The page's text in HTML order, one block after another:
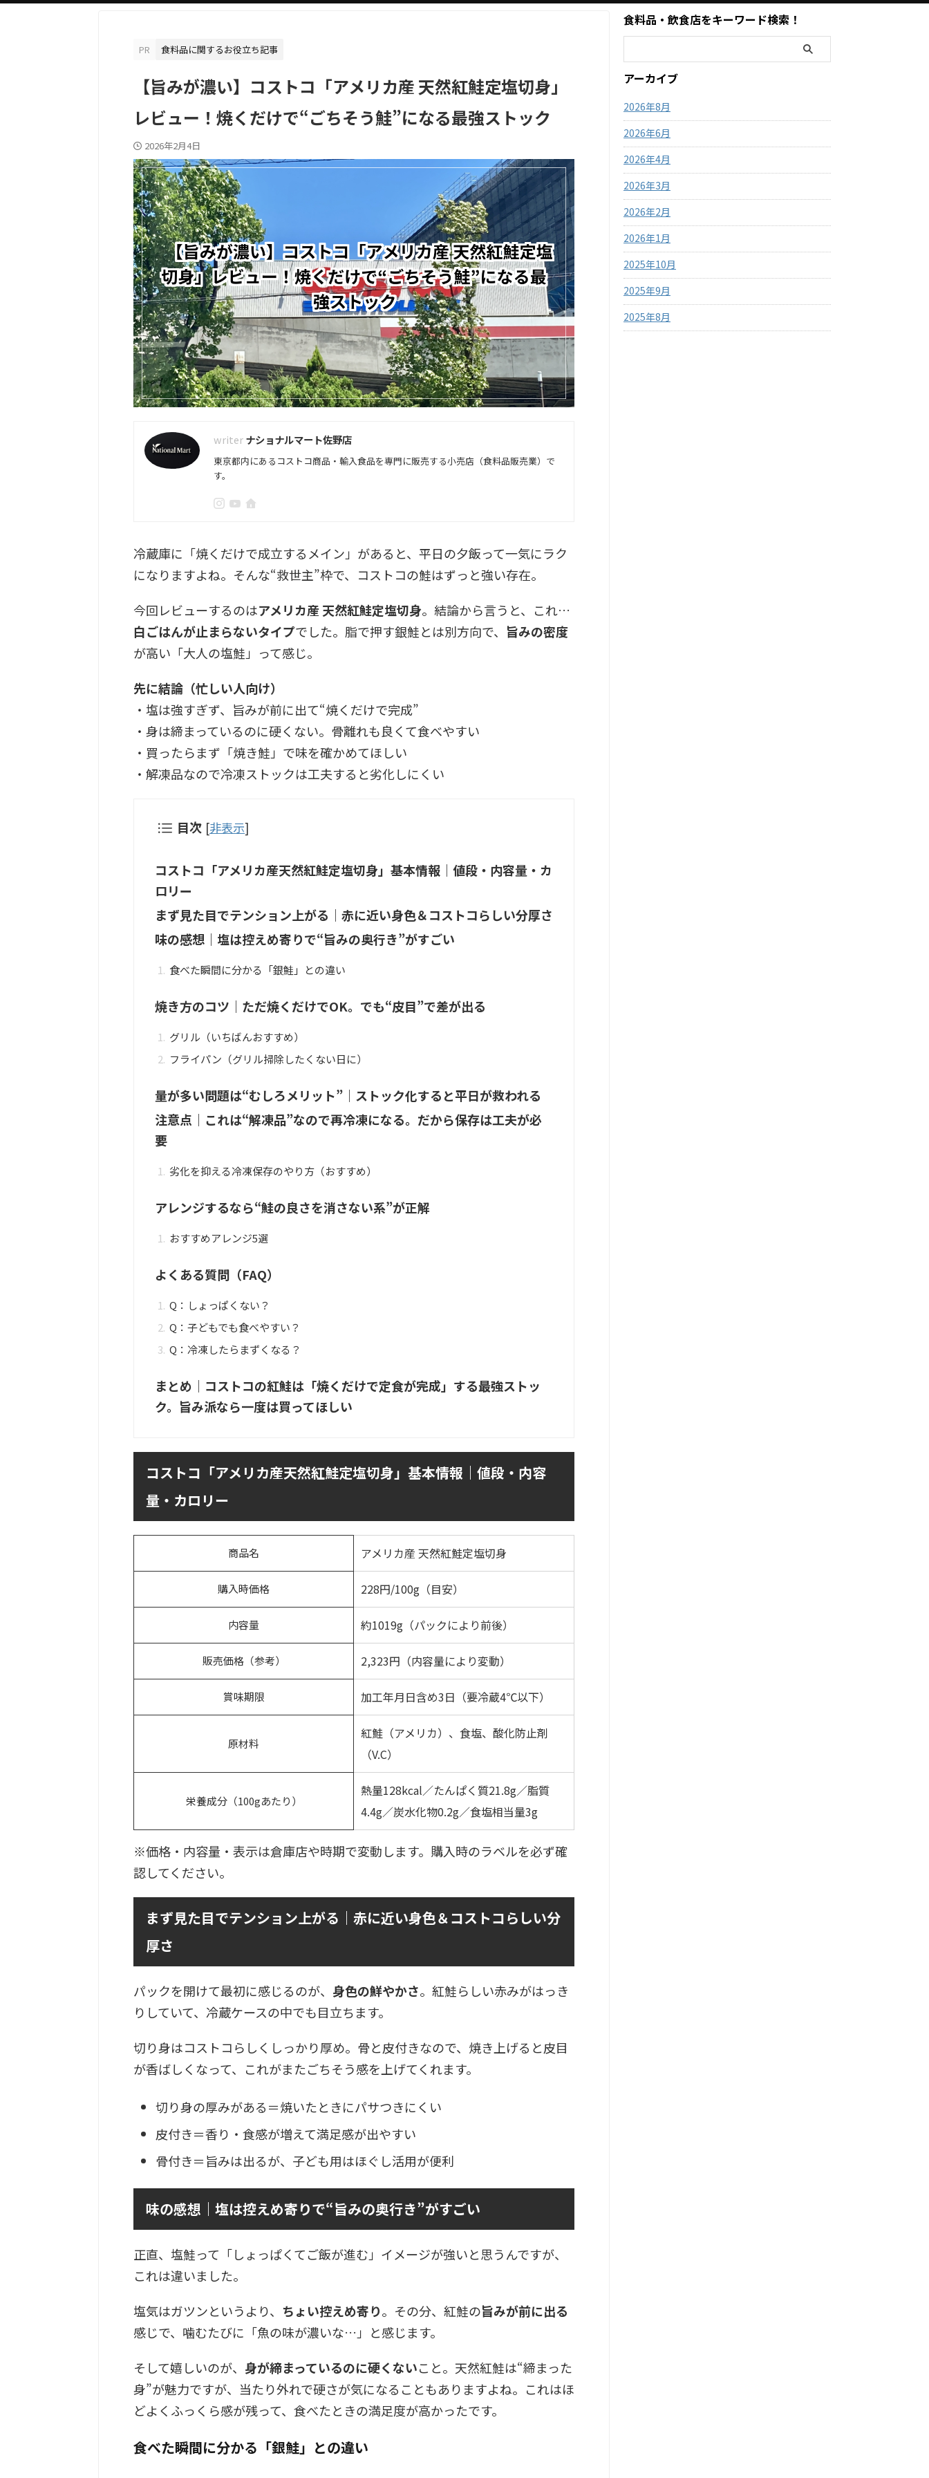
PR 食料品に関するお役立ち記事
【旨みが濃い】コストコ「アメリカ産 天然紅鮭定塩切身」
レビュー！焼くだけで“ごちそう鮭”になる最強ストック
2026年2月4日
ナショナルマート佐野店
東京都内にあるコストコ商品・輸入食品を専門に販売する小売店（食料品販売業）で
す。
冷蔵庫に「焼くだけで成立するメイン」があると、平日の夕飯って一気にラク
になりますよね。そんな“救世主”枠で、コストコの鮭はずっと強い存在。
今回レビューするのはアメリカ産 天然紅鮭定塩切身。結論から言うと、これ…
白ごはんが止まらないタイプでした。脂で押す銀鮭とは別方向で、 旨みの密度
が高い「大人の塩鮭」って感じ。
先に結論（忙しい人向け）
・塩は強すぎず、旨みが前に出て“焼くだけで完成”
・身は締まっているのに硬くない。骨離れも良くて食べやすい
・買ったらまず「焼き鮭」で味を確かめてほしい
・解凍品なので冷凍ストックは工夫すると劣化しにくい
目次 [非表示]
コストコ「アメリカ産天然紅鮭定塩切身」基本情報｜値段・内容量・カ
ロリー
まず見た目でテンション上がる｜赤に近い身色＆コストコらしい分厚さ
味の感想｜塩は控えめ寄りで“旨みの奥行き”がすごい
食べた瞬間に分かる「銀鮭」との違い
焼き方のコツ｜ただ焼くだけでOK。でも“皮目”で差が出る
グリル（いちばんおすすめ）
フライパン（グリル掃除したくない日に）
量が多い問題は“むしろメリット”｜ストック化すると平日が救われる
注意点｜これは“解凍品”なので再冷凍になる。だから保存は工夫が必
要
劣化を抑える冷凍保存のやり方（おすすめ）
アレンジするなら“鮭の良さを消さない系”が正解
おすすめアレンジ5選
よくある質問（FAQ）
Q：しょっぱくない？
Q：子どもでも食べやすい？
Q：冷凍したらまずくなる？
まとめ｜コストコの紅鮭は「焼くだけで定食が完成」する最強ストッ
ク。旨み派なら一度は買ってほしい
コストコ「アメリカ産天然紅鮭定塩切身」基本情報｜値段・内容
量・カロリー
商品名 アメリカ産 天然紅鮭定塩切身
購入時価格 228円/100g（目安）
内容量 約1019g（パックにより前後）
販売価格（参考） 2,323円（内容量により変動）
賞味期限 加工年月日含め3日（要冷蔵4℃以下）
原材料
紅鮭（アメリカ）、食塩、酸化防止剤
（V.C）
栄養成分（100gあたり）
熱量128kcal／たんぱく質21.8g／脂質
4.4g／炭水化物0.2g／食塩相当量3g
※価格・内容量・表示は倉庫店や時期で変動します。購入時のラベルを必ず確
認してください。
まず見た目でテンション上がる｜赤に近い身色＆コストコらしい分
厚さ
パックを開けて最初に感じるのが、 身色の鮮やかさ。紅鮭らしい赤みがはっき
りしていて、冷蔵ケースの中でも目立ちます。
切り身はコストコらしくしっかり厚め。骨と皮付きなので、焼き上げると皮目
が香ばしくなって、これがまたごちそう感を上げてくれます。
切り身の厚みがある＝焼いたときにパサつきにくい
皮付き＝香り・食感が増えて満足感が出やすい
骨付き＝旨みは出るが、子ども用はほぐし活用が便利
味の感想｜塩は控えめ寄りで“旨みの奥行き”がすごい
正直、塩鮭って「しょっぱくてご飯が進む」イメージが強いと思うんですが、
これは違いました。
塩気はガツンというより、 ちょい控えめ寄り。その分、紅鮭の旨みが前に出る
感じで、噛むたびに「魚の味が濃いな…」と感じます。
そして嬉しいのが、 身が締まっているのに硬くないこと。天然紅鮭は“締まった
身”が魅力ですが、当たり外れで硬さが気になることもありますよね。これはほ
どよくふっくら感が残って、食べたときの満足度が高かったです。
食べた瞬間に分かる「銀鮭」との違い
食料品・飲食店をキーワード検索！
アーカイブ
2026年8月
2026年6月
2026年4月
2026年3月
2026年2月
2026年1月
2025年10月
2025年9月
2025年8月